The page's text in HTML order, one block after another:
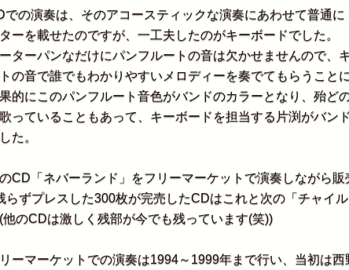
の演奏は、そのアコースティックな演奏にあわせて普通に
ーを載せたのですが、一工夫したのがキーボードでした。
ターパンなだけにパンフルートの音は欠かせませんので、
の音で誰でもわかりやすいメロディーを奏でてもらうこと
的にこのパンフルート音色がバンドのカラーとなり、殆ど
っていることもあって、キーボードを担当する片渕がバン
た。
CD「ネバーランド」をフリーマーケットで演奏しながら販
らずプレスした300枚が完売したCDはこれと次の「チャイ
他のCDは激しく残部が今でも残っています(笑))
ーマーケットでの演奏は1994～1999年まで行い、当初は西